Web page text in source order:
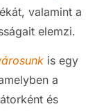
valamint a
elemzi.
is egy
a
és